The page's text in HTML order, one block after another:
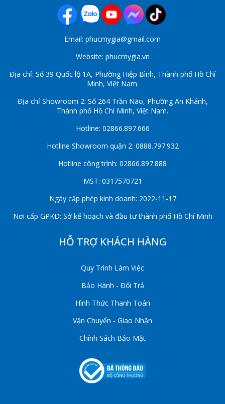
Email: phucmygia@gmail.com
Website: phucmygia.vn
Địa chỉ: Số 39 Quốc lộ 1A, Phường Hiệp Bình, Thành phố Hồ Chí
Minh, Việt Nam.
Địa chỉ Showroom 2: Số 264 Trần Não, Phường An Khánh,
Thành phố Hồ Chí Minh, Việt Nam.
Hotline: 02866.897.666
Hotline Showroom quận 2: 0888.797.932
Hotline công trình: 02866.897.888
MST: 0317570721
Ngày cấp phép kinh doanh: 2022-11-17
Nơi cấp GPKD: Sở kế hoạch và đầu tư thành phố Hồ Chí Minh
HỖ TRỢ KHÁCH HÀNG
Quy Trình Làm Việc
Bảo Hành - Đổi Trả
Hình Thức Thanh Toán
Vận Chuyển - Giao Nhận
Chính Sách Bảo Mật